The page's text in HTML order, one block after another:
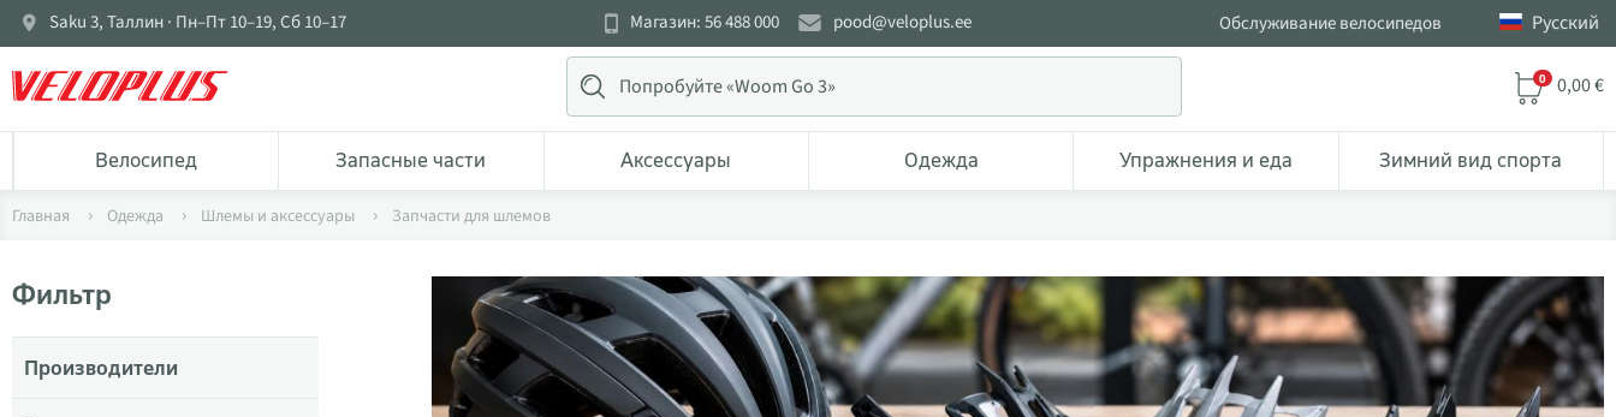
Saku 3, Таллин · Пн–Пт 10–19, Сб 10–17 Магазин: 56 488 000 pood@veloplus.ee Обслуживание велосипедов Pусский
0 0,00 €
Bелосипед Запасные части Аксессуары Одежда Упражнения и еда Зимний вид спорта
Главная Одежда Шлемы и аксессуары Запчасти для шлемов
Фильтр
Производители